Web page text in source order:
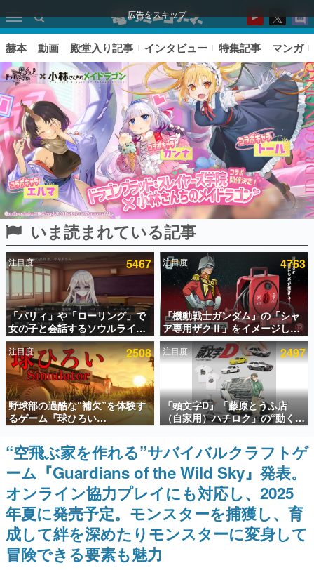
広告をスキップ
ピックアップ
電ファミのいま読まれている記事ランキング
アプリセール情報
インタビュー
連載・特集一覧
殿堂入り記事
SNS拡散数が数千以上！ ページビュー数万以上！ などな
ど。多くの人々に読まれた、電ファミ渾身の“殿堂入り”記
事をまとめました。
ゲームの企画書
名作ゲームクリエイターの方々に製作時のエピソードをお
聞きし、ヒットする企画（ゲーム）とは何か？を探ってい
きます。
赫本
この物語を解いてはいけない。『赫本』は、〈試験問題〉
の形をした短編ホラー小説集です。
新世代に訊く
赫本 動画 殿堂入り記事 インタビュー 特集記事 マンガ
いま読まれている記事
注目度 5467
「パリィ」や「ローリング」で
女の子と会話するソウルライク
恋愛ゲーム『小早川さんはソウ
ルライク』無料公開。返事に失
敗すると「YOU DIED」
注目度 4763
『機動戦士ガンダム』の「シャ
ア専用ザクⅡ」をイメージした
散水ホースリールが予約開始。
本体にはシャアのパーソナルマ
ークやジオン公国軍のエンブレ
ム、型式番号などを配置
注目度 2508
野球部の過酷な“補欠”を体験す
るゲーム『球ひろい
Simulator』が「1件」のウィッ
シュリストをもとにチェコ語に
対応しSNSで話題に。『キング
ダム・カム』開発元やチェコの
プロ野球選手から称賛の声
注目度 2497
『頭文字D』「藤原とうふ店
（自家用）ハチロク」の“動くテ
ィッシュケース”が買えるポップ
ガの舞台である群馬の「イオン
モール高崎」にて、8月11日か
ら8月20日までの期間限定で開
催予定
“空飛ぶ家を作れる”サバイバルクラフトゲ
ーム『Guardians of the Wild Sky』発表。
オンライン協力プレイにも対応し、2025
年夏に発売予定。モンスターを捕獲し、育
成して絆を深めたりモンスターに変身して
冒険できる要素も魅力